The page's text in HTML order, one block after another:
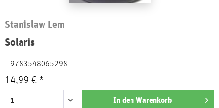
Stanislaw Lem
Solaris
9783548065298
14,99 € *
In den Warenkorb